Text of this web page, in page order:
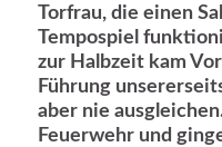
Torfrau, die einen
Tempospiel
zur Halbzeit kam
Führung
aber nie
Feuerwehr und